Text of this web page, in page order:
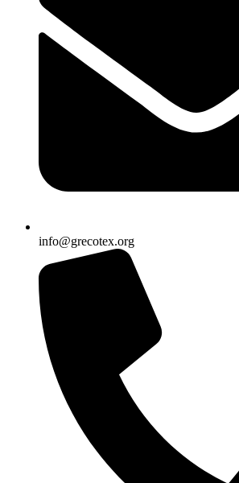
info@grecotex.org